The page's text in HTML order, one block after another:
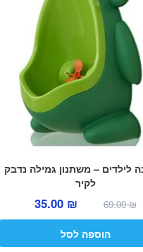
לילדים – משתנון גמילה נדבק
לקיר
69.00₪
המחיר
המקורי
היה:
35.00 ₪
המחיר
הנוכחי
הוספה לסל